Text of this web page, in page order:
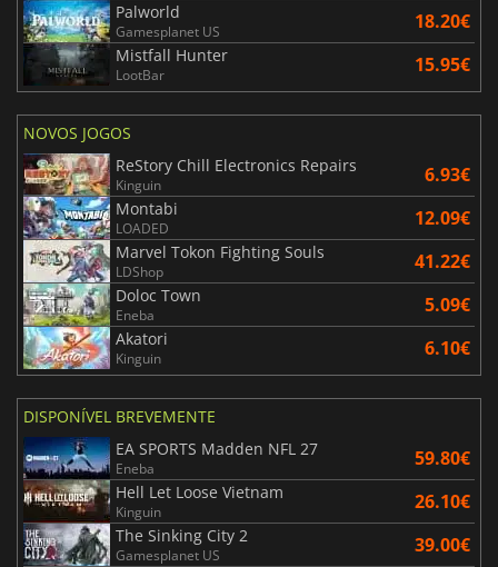
Palworld
Gamesplanet US 18.20€
Mistfall Hunter
LootBar 15.95€
NOVOS JOGOS
ReStory Chill Electronics Repairs
Kinguin 6.93€
Montabi
LOADED 12.09€
Marvel Tokon Fighting Souls
LDShop 41.22€
Doloc Town
Eneba 5.09€
Akatori
Kinguin 6.10€
DISPONÍVEL BREVEMENTE
EA SPORTS Madden NFL 27
Eneba 59.80€
Hell Let Loose Vietnam
Kinguin 26.10€
The Sinking City 2
Gamesplanet US 39.00€